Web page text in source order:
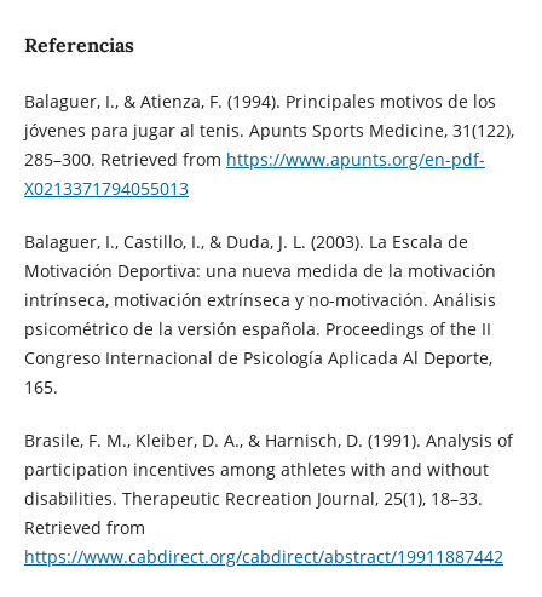
Referencias
Balaguer, I., & Atienza, F. (1994). Principales motivos de los
jóvenes para jugar al tenis. Apunts Sports Medicine, 31(122),
285–300. Retrieved from https://www.apunts.org/en-pdf-
X0213371794055013
Balaguer, I., Castillo, I., & Duda, J. L. (2003). La Escala de
Motivación Deportiva: una nueva medida de la motivación
intrínseca, motivación extrínseca y no-motivación. Análisis
psicométrico de la versión española. Proceedings of the II
Congreso Internacional de Psicología Aplicada Al Deporte,
165.
Brasile, F. M., Kleiber, D. A., & Harnisch, D. (1991). Analysis of
participation incentives among athletes with and without
disabilities. Therapeutic Recreation Journal, 25(1), 18–33.
Retrieved from
https://www.cabdirect.org/cabdirect/abstract/19911887442